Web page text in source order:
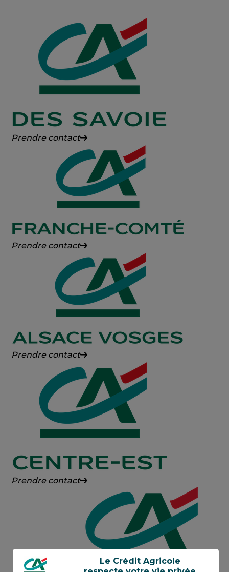
Crédit
Prendre contact
Crédit
Prendre contact
Crédit
Vosges
Prendre contact
Crédit
Prendre contact
Le Crédit Agricole